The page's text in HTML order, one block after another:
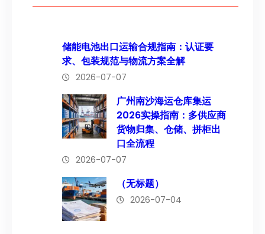
储能电池出口运输合规指南：认证要
求、包装规范与物流方案全解
2026-07-07
广州南沙海运仓库集运
2026实操指南：多供应商
货物归集、仓储、拼柜出
口全流程
2026-07-07
（无标题）
2026-07-04